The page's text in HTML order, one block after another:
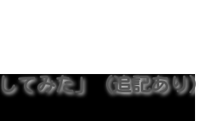
てみた」（追記あり）